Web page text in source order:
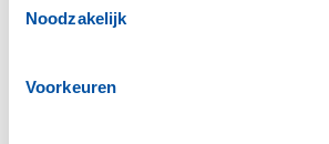
Noodzakelijk
Voorkeuren
naar Schiermonnikoog.
Spelletjesochtend bewoners